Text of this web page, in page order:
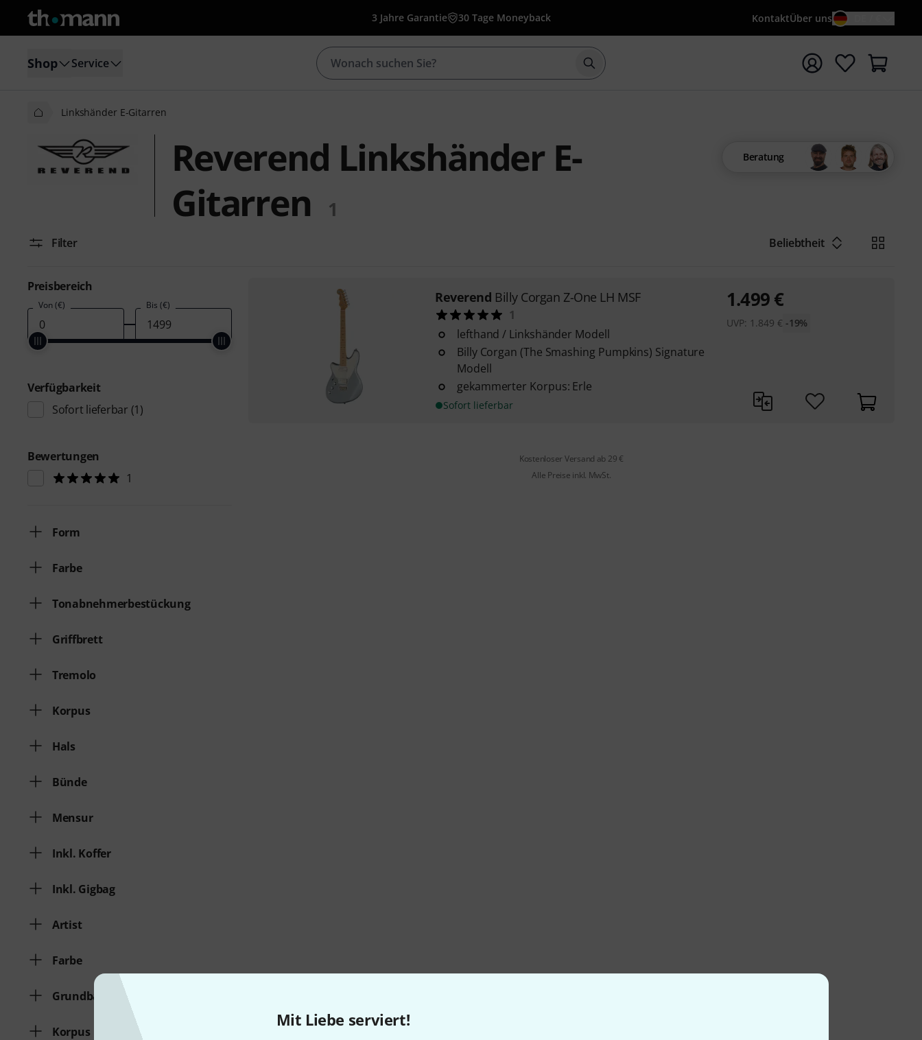
Mit Liebe serviert!
3 Jahre Garantie 30 Tage Moneyback KontaktÜber uns
Shop Service Suche mit Suchwort {searchTerm} starten
Linkshänder E-Gitarren
Reverend Linkshänder E-
Gitarren
1
Beratung
Filter Beliebtheit
Preisbereich
Von (€) Bis (€)
Verfügbarkeit
Sofort lieferbar (1)
Bewertungen
1
Form
Farbe
Tonabnehmerbestückung
Griffbrett
Tremolo
Korpus
Hals
Bünde
Mensur
Inkl. Koffer
Inkl. Gigbag
Artist
Farbe
Grundbauform
Korpus
Reverend Billy Corgan Z-One LH MSF
1
lefthand / Linkshänder Modell
Billy Corgan (The Smashing Pumpkins) Signature
Modell
gekammerter Korpus: Erle
Sofort lieferbar
1.499€
UVP: 1.849 € -19%
Kostenloser Versand ab 29 €
Alle Preise inkl. MwSt.